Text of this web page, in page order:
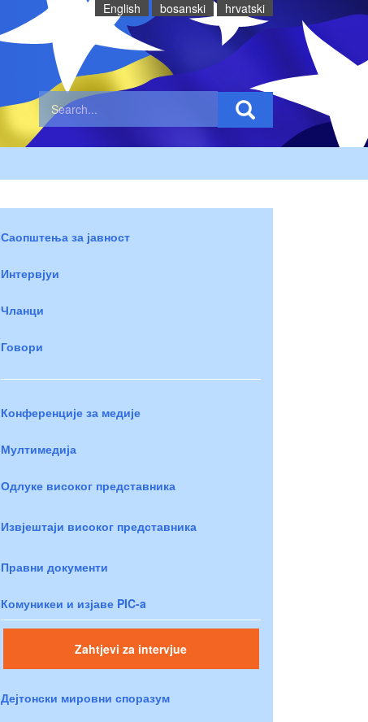
English bosanski hrvatski
Саопштења за јавност
Интервјуи
Чланци
Говори
Конференције за медије
Мултимедија
Одлуке високог представника
Извјештаји високог представника
Правни документи
Комуникеи и изјаве PIC-a
Zahtjevi za intervjue
Дејтонски мировни споразум